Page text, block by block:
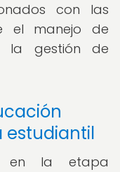
con las
el manejo de
la gestión de
estudiantil
en la etapa